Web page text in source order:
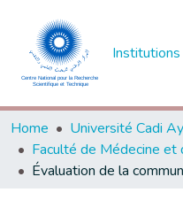
Institutions
Home